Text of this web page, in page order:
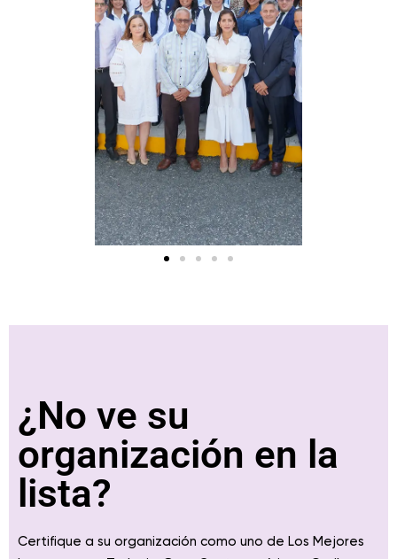
¿No ve su
organización en la
lista?
Certifique a su organización como uno de Los Mejores